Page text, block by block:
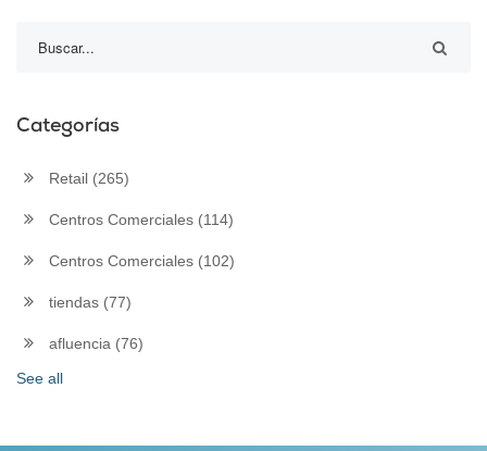
Categorías
Retail (265)
Centros Comerciales (114)
Centros Comerciales (102)
tiendas (77)
afluencia (76)
See all